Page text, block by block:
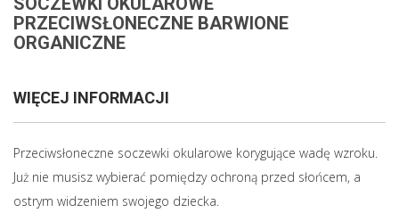
PRZECIWSŁONECZNE BARWIONE
ORGANICZNE
WIĘCEJ INFORMACJI
Przeciwsłoneczne soczewki okularowe korygujące wadę wzroku.
Już nie musisz wybierać pomiędzy ochroną przed słońcem, a
ostrym widzeniem swojego dziecka.